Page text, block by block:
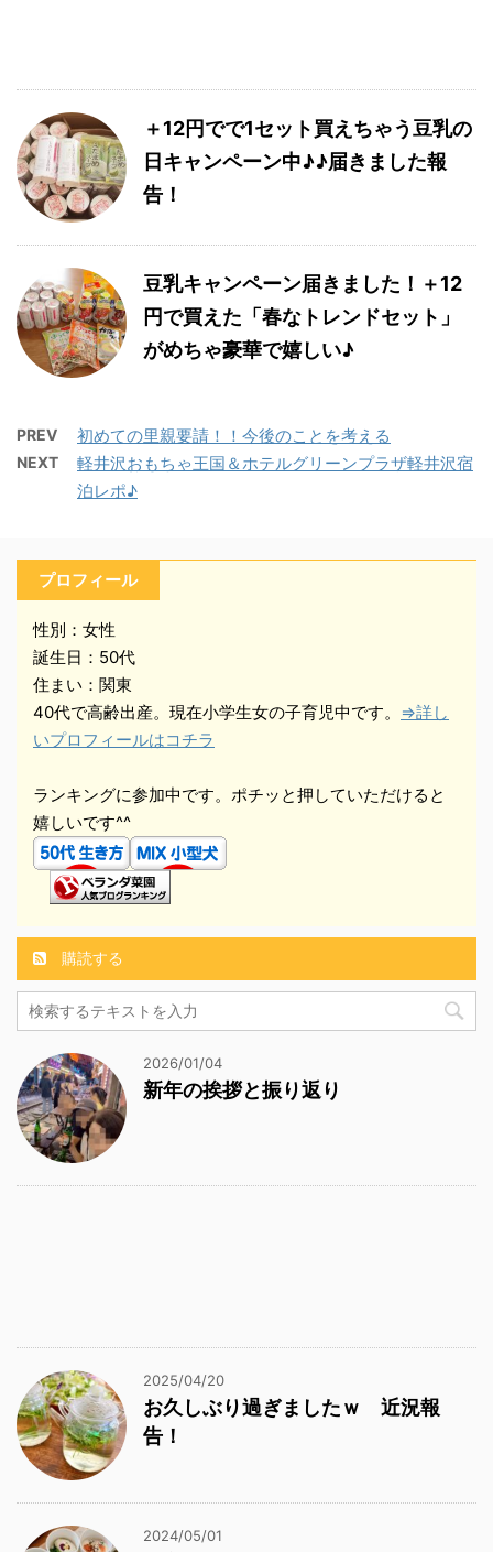
＋12円でで1セット買えちゃう豆乳の
日キャンペーン中♪♪届きました報
告！
豆乳キャンペーン届きました！＋12
円で買えた「春なトレンドセット」
がめちゃ豪華で嬉しい♪
PREV 初めての里親要請！！今後のことを考える
NEXT
軽井沢おもちゃ王国＆ホテルグリーンプラザ軽井沢宿
泊レポ♪
プロフィール
性別：女性
誕生日：50代
住まい：関東
40代で高齢出産。現在小学生女の子育児中です。 ⇒詳し
いプロフィールはコチラ
ランキングに参加中です。ポチッと押していただけると
嬉しいです^^
購読する
2026/01/04
新年の挨拶と振り返り
2025/04/20
お久しぶり過ぎましたｗ 近況報
告！
2024/05/01